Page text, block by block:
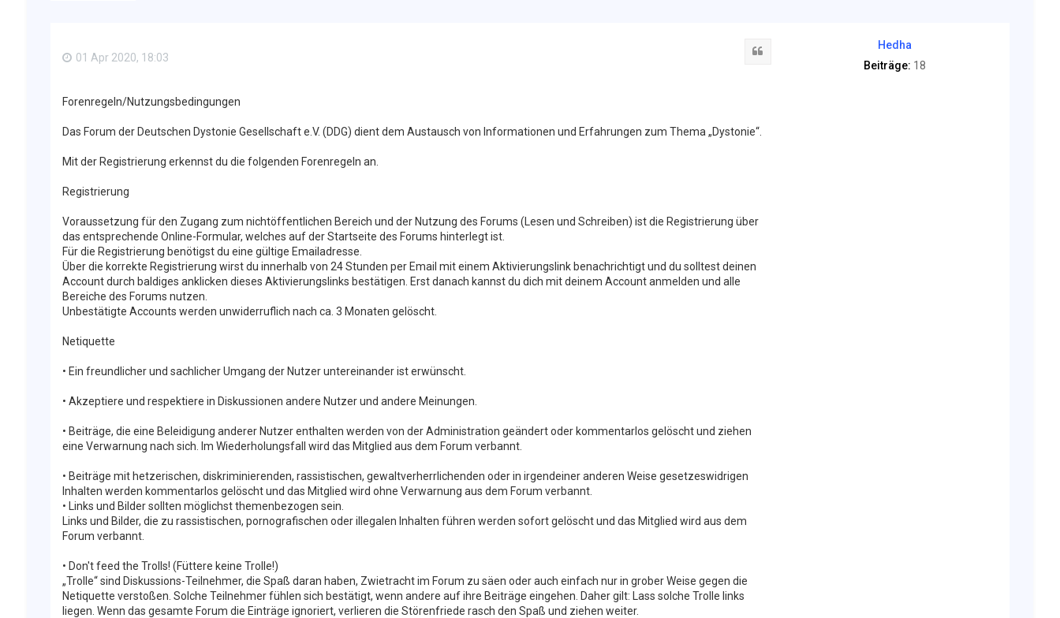
Hedha
Beiträge: 18
01 Apr 2020, 18:03
Forenregeln/Nutzungsbedingungen
Das Forum der Deutschen Dystonie Gesellschaft e.V. (DDG) dient dem Austausch von Informationen und Erfahrungen zum Thema „Dystonie“.
Mit der Registrierung erkennst du die folgenden Forenregeln an.
Registrierung
Voraussetzung für den Zugang zum nichtöffentlichen Bereich und der Nutzung des Forums (Lesen und Schreiben) ist die Registrierung über
das entsprechende Online-Formular, welches auf der Startseite des Forums hinterlegt ist.
Für die Registrierung benötigst du eine gültige Emailadresse.
Über die korrekte Registrierung wirst du innerhalb von 24 Stunden per Email mit einem Aktivierungslink benachrichtigt und du solltest deinen
Account durch baldiges anklicken dieses Aktivierungslinks bestätigen. Erst danach kannst du dich mit deinem Account anmelden und alle
Bereiche des Forums nutzen.
Unbestätigte Accounts werden unwiderruflich nach ca. 3 Monaten gelöscht.
Netiquette
• Ein freundlicher und sachlicher Umgang der Nutzer untereinander ist erwünscht.
• Akzeptiere und respektiere in Diskussionen andere Nutzer und andere Meinungen.
• Beiträge, die eine Beleidigung anderer Nutzer enthalten werden von der Administration geändert oder kommentarlos gelöscht und ziehen
eine Verwarnung nach sich. Im Wiederholungsfall wird das Mitglied aus dem Forum verbannt.
• Beiträge mit hetzerischen, diskriminierenden, rassistischen, gewaltverherrlichenden oder in irgendeiner anderen Weise gesetzeswidrigen
Inhalten werden kommentarlos gelöscht und das Mitglied wird ohne Verwarnung aus dem Forum verbannt.
• Links und Bilder sollten möglichst themenbezogen sein.
Links und Bilder, die zu rassistischen, pornografischen oder illegalen Inhalten führen werden sofort gelöscht und das Mitglied wird aus dem
Forum verbannt.
• Don't feed the Trolls! (Füttere keine Trolle!)
„Trolle“ sind Diskussions-Teilnehmer, die Spaß daran haben, Zwietracht im Forum zu säen oder auch einfach nur in grober Weise gegen die
Netiquette verstoßen. Solche Teilnehmer fühlen sich bestätigt, wenn andere auf ihre Beiträge eingehen. Daher gilt: Lass solche Trolle links
liegen. Wenn das gesamte Forum die Einträge ignoriert, verlieren die Störenfriede rasch den Spaß und ziehen weiter.